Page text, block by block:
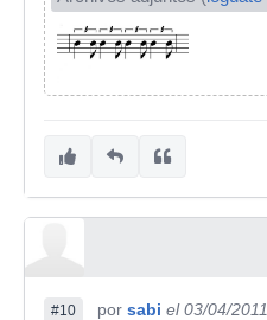
#10 por sabi el 03/04/2011